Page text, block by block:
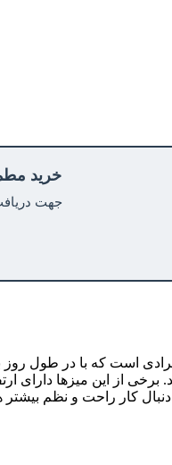
خرید
جهت
افرادی است که با در طول
برخی از این میزها
دنبال کار راحت و نظم